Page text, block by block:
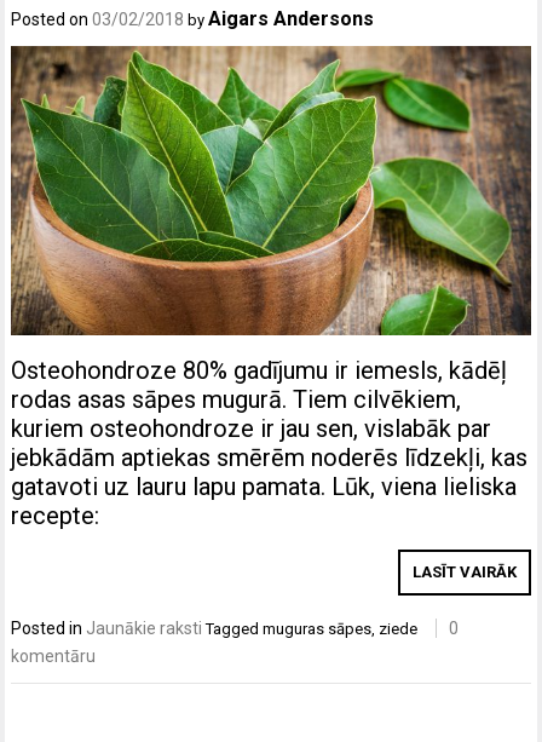
Posted on03/02/2018 byAigars Andersons
Osteohondroze 80% gadījumu ir iemesls, kādēļ
rodas asas sāpes mugurā. Tiem cilvēkiem,
kuriem osteohondroze ir jau sen, vislabāk par
jebkādām aptiekas smērēm noderēs līdzekļi, kas
gatavoti uz lauru lapu pamata. Lūk, viena lieliska
recepte:
LASĪT VAIRĀK
Posted in Jaunākie raksti Taggedmuguras sāpes ziede
0
komentāru